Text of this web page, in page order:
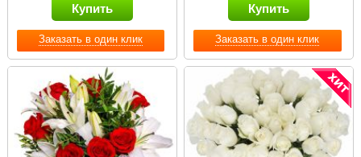
Заказать в один клик
Купить
Заказать в один клик
Купить